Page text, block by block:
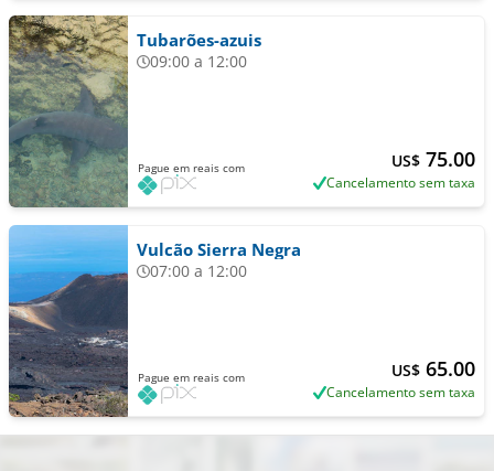
Tubarões-azuis
09:00 a 12:00
US$ 75.00
Cancelamento sem taxa
Pague em reais com
Vulcão Sierra Negra
07:00 a 12:00
US$ 65.00
Cancelamento sem taxa
Pague em reais com